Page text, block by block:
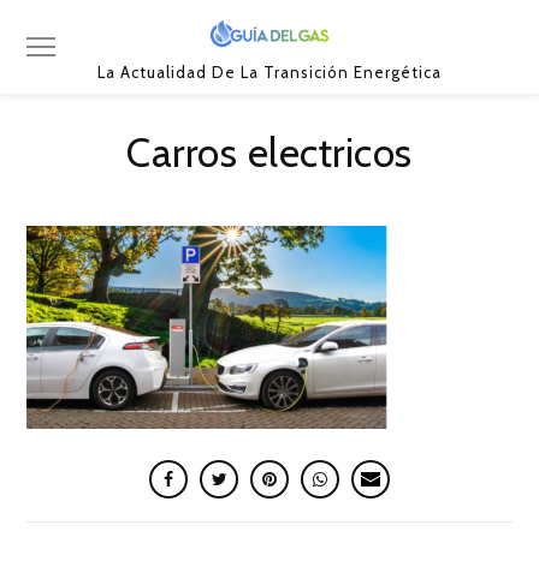
La Actualidad De La Transición Energética
Carros electricos